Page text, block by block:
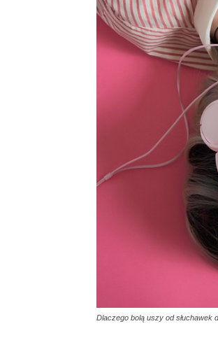
Dlaczego bolą uszy od słuchawek